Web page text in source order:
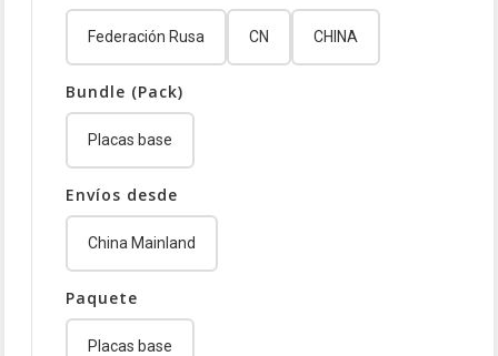
Federación Rusa CN CHINA
Bundle (Pack)
Placas base
Envíos desde
China Mainland
Paquete
Placas base